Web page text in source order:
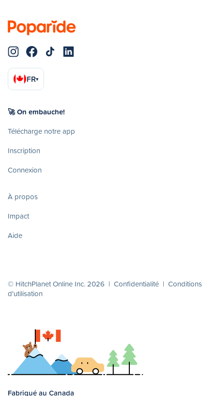
FR▾
🚀 On embauche!
Télécharge notre app
Inscription
Connexion
À propos
Impact
Aide
© HitchPlanet Online Inc. 2026 | Confidentialité | Conditions
d'utilisation
Fabriqué au Canada